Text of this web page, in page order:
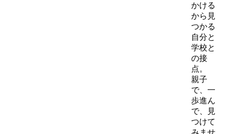
かける
から見
つかる
自分と
学校と
の接
点。
親子
で、一
歩進ん
で、見
つけて